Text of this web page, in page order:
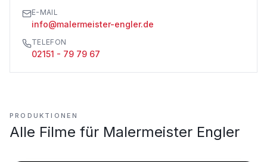
E-MAIL
info@malermeister-engler.de
TELEFON
02151 - 79 79 67
PRODUKTIONEN
Alle Filme für Malermeister Engler